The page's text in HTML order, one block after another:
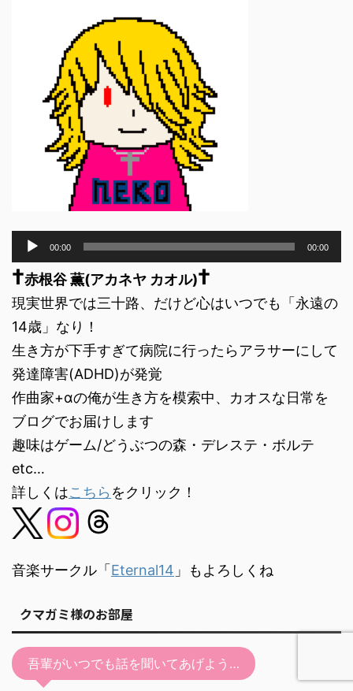
プ
ー
ヤ
ー
00:00 00:00
†赤根谷 薫(アカネヤ カオル)†
現実世界では三十路、だけど心はいつでも「永遠の
14歳」なり！
生き方が下手すぎて病院に行ったらアラサーにして
発達障害(ADHD)が発覚
作曲家+αの俺が生き方を模索中、カオスな日常を
ブログでお届けします
趣味はゲーム/どうぶつの森・デレステ・ボルテ
etc…
詳しくはこちら をクリック！
音楽サークル「 Eternal14 」もよろしくね
クマガミ様のお部屋
吾輩がいつでも話を聞いてあげよう…